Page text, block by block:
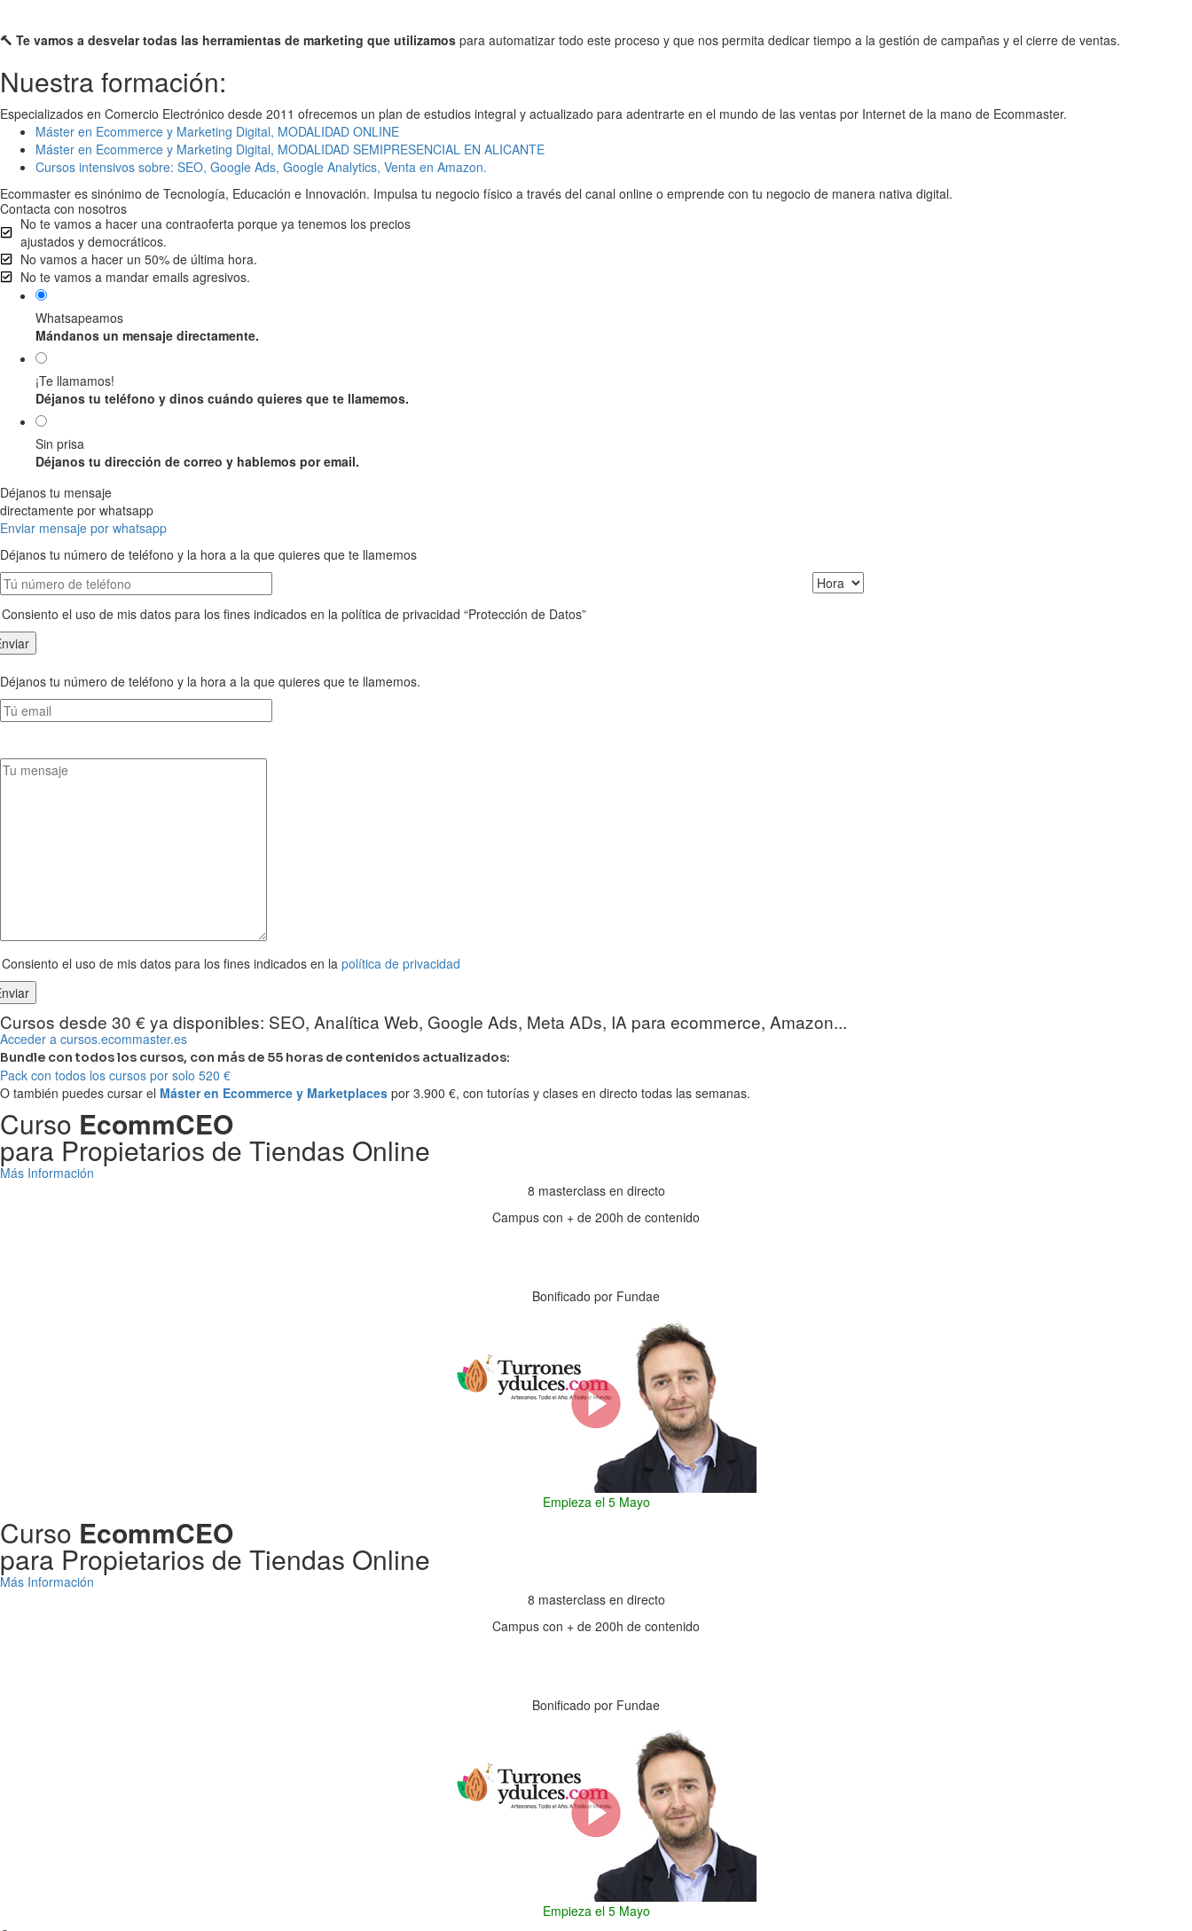
🔨 Te vamos a desvelar todas las herramientas de marketing que utilizamos para automatizar todo este proceso y que nos permita dedicar tiempo a la gestión de campañas y el cierre de ventas.
Nuestra formación:
Especializados en Comercio Electrónico desde 2011 ofrecemos un plan de estudios integral y actualizado para adentrarte en el mundo de las ventas por Internet de la mano de Ecommaster.
Máster en Ecommerce y Marketing Digital, MODALIDAD ONLINE
Máster en Ecommerce y Marketing Digital, MODALIDAD SEMIPRESENCIAL EN ALICANTE
Cursos intensivos sobre: SEO, Google Ads, Google Analytics, Venta en Amazon.
Ecommaster es sinónimo de Tecnología, Educación e Innovación. Impulsa tu negocio físico a través del canal online o emprende con tu negocio de manera nativa digital.
Contacta con nosotros
No te vamos a hacer una contraoferta porque ya tenemos los precios
ajustados y democráticos.
No vamos a hacer un 50% de última hora.
No te vamos a mandar emails agresivos.
Whatsapeamos
Mándanos un mensaje directamente.
¡Te llamamos!
Déjanos tu teléfono y dinos cuándo quieres que te llamemos.
Sin prisa
Déjanos tu dirección de correo y hablemos por email.
Déjanos tu mensaje
directamente por whatsapp
Enviar mensaje por whatsapp
Déjanos tu número de teléfono y la hora a la que quieres que te llamemos
el uso de mis datos para los fines indicados en la política de privacidad “Protección de Datos”
Déjanos tu número de teléfono y la hora a la que quieres que te llamemos.
el uso de mis datos para los fines indicados en la política de privacidad
Cursos desde 30 € ya disponibles: SEO, Analítica Web, Google Ads, Meta ADs, IA para ecommerce, Amazon...
Acceder a cursos.ecommaster.es
Bundle con todos los cursos, con más de 55 horas de contenidos actualizados:
Pack con todos los cursos por solo 520 €
O también puedes cursar el Máster en Ecommerce y Marketplaces por 3.900 €, con tutorías y clases en directo todas las semanas.
Curso EcommCEO
para Propietarios de Tiendas Online
Más Información
8 masterclass en directo
Campus con + de 200h de contenido
Bonificado por Fundae
Empieza el 5 Mayo
Curso EcommCEO
para Propietarios de Tiendas Online
Más Información
8 masterclass en directo
Campus con + de 200h de contenido
Bonificado por Fundae
Empieza el 5 Mayo